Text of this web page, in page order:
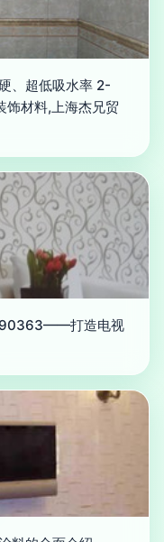
、超低吸水率 2-
材料,上海杰兄贸
打造电视